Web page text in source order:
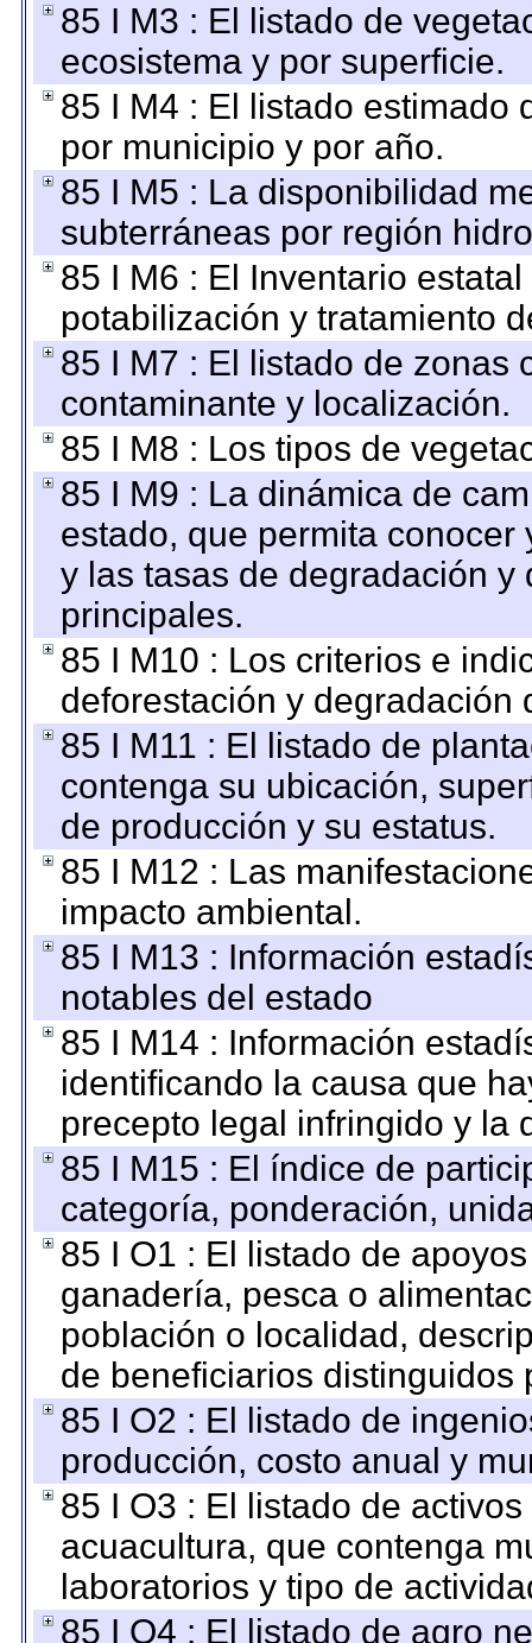
85 I M3 : El listado de
ecosistema y por superficie.
85 I M4 : El listado estimado
por municipio y por año.
85 I M5 : La disponibilidad
subterráneas por región
85 I M6 : El Inventario
potabilización y tratamiento
85 I M7 : El listado de zonas
contaminante y localización.
85 I M8 : Los tipos de
85 I M9 : La dinámica de
estado, que permita
y las tasas de degradación
principales.
85 I M10 : Los criterios e
deforestación y degradación
85 I M11 : El listado de
contenga su ubicación,
de producción y su estatus.
85 I M12 : Las
impacto ambiental.
85 I M13 : Información
notables del estado
85 I M14 : Información
identificando la causa que
precepto legal infringido y la
85 I M15 : El índice de
categoría, ponderación,
85 I O1 : El listado de
ganadería, pesca o
población o localidad,
de beneficiarios distinguidos
85 I O2 : El listado de
producción, costo anual y
85 I O3 : El listado de
acuacultura, que contenga
laboratorios y tipo de
85 I O4 : El listado de agro